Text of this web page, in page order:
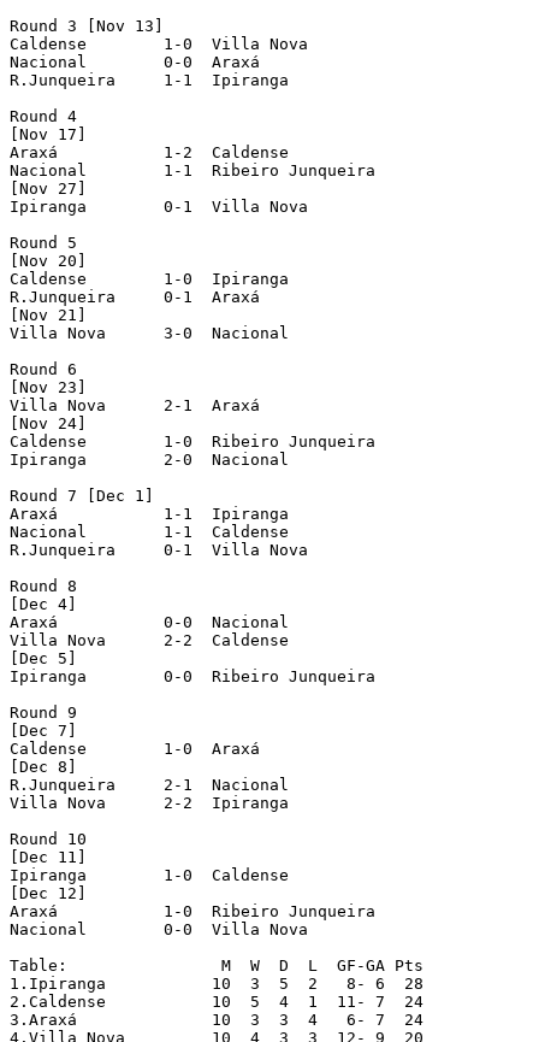
Round 3 [Nov 13]
Caldense  	1-0  Villa Nova
Nacional  	0-0  Araxá
R.Junqueira  	1-1  Ipiranga
Round 4
[Nov 17]
Araxá  		1-2  Caldense
Nacional  	1-1  Ribeiro Junqueira
[Nov 27]
Ipiranga  	0-1  Villa Nova
Round 5
[Nov 20]
Caldense  	1-0  Ipiranga
R.Junqueira  	0-1  Araxá
[Nov 21]
Villa Nova  	3-0  Nacional
Round 6
[Nov 23]
Villa Nova  	2-1  Araxá
[Nov 24]
Caldense  	1-0  Ribeiro Junqueira
Ipiranga  	2-0  Nacional
Round 7 [Dec 1]
Araxá  		1-1  Ipiranga
Nacional  	1-1  Caldense
R.Junqueira  	0-1  Villa Nova
Round 8
[Dec 4]
Araxá  		0-0  Nacional
Villa Nova  	2-2  Caldense
[Dec 5]
Ipiranga  	0-0  Ribeiro Junqueira
Round 9
[Dec 7]
Caldense  	1-0  Araxá
[Dec 8]
R.Junqueira  	2-1  Nacional
Villa Nova  	2-2  Ipiranga
Round 10
[Dec 11]
Ipiranga  	1-0  Caldense
[Dec 12]
Araxá  		1-0  Ribeiro Junqueira
Nacional  	0-0  Villa Nova
Table:                M  W  D  L  GF-GA Pts
1.Ipiranga	     10  3  5  2   8- 6  28
2.Caldense 	     10  5  4  1  11- 7  24
3.Araxá              10  3  3  4   6- 7  24
4.Villa Nova	     10  4  3  3  12- 9  20